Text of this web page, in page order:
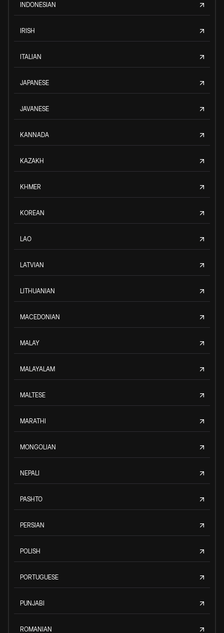
INDONESIAN
IRISH
ITALIAN
JAPANESE
JAVANESE
KANNADA
KAZAKH
KHMER
KOREAN
LAO
LATVIAN
LITHUANIAN
MACEDONIAN
MALAY
MALAYALAM
MALTESE
MARATHI
MONGOLIAN
NEPALI
PASHTO
PERSIAN
POLISH
PORTUGUESE
PUNJABI
ROMANIAN